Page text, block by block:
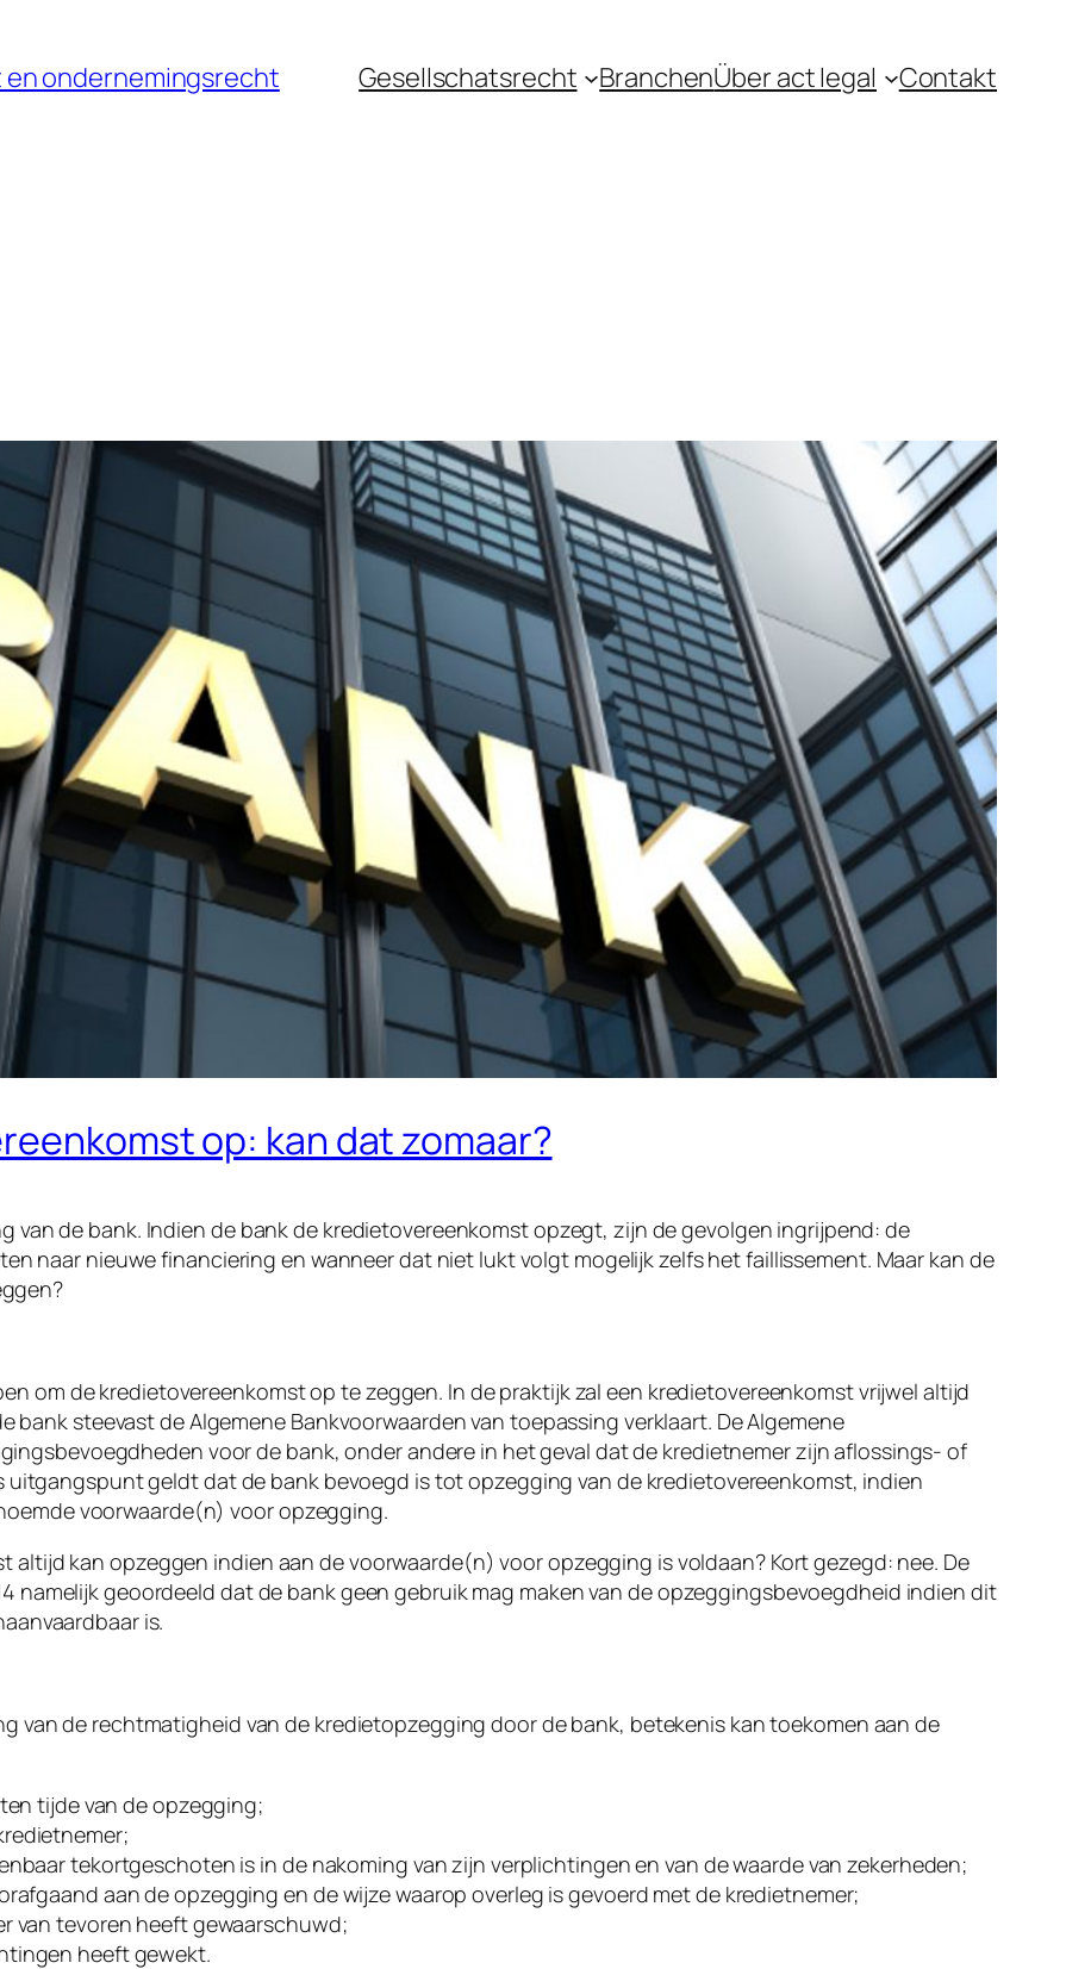
ondernemingsrecht Gesellschatsrecht BranchenÜber act legal Contakt
op: kan dat zomaar?
van de bank. Indien de bank de kredietovereenkomst opzegt, zijn de gevolgen ingrijpend: de
naar nieuwe financiering en wanneer dat niet lukt volgt mogelijk zelfs het faillissement. Maar kan de
om de kredietovereenkomst op te zeggen. In de praktijk zal een kredietovereenkomst vrijwel altijd
steevast de Algemene Bankvoorwaarden van toepassing verklaart. De Algemene
voor de bank, onder andere in het geval dat de kredietnemer zijn aflossings- of
geldt dat de bank bevoegd is tot opzegging van de kredietovereenkomst, indien
voorwaarde(n) voor opzegging.
kan opzeggen indien aan de voorwaarde(n) voor opzegging is voldaan? Kort gezegd: nee. De
namelijk geoordeeld dat de bank geen gebruik mag maken van de opzeggingsbevoegdheid indien dit
is.
van de rechtmatigheid van de kredietopzegging door de bank, betekenis kan toekomen aan de
tijde van de opzegging;
tekortgeschoten is in de nakoming van zijn verplichtingen en van de waarde van zekerheden;
aan de opzegging en de wijze waarop overleg is gevoerd met de kredietnemer;
van tevoren heeft gewaarschuwd;
heeft gewekt.